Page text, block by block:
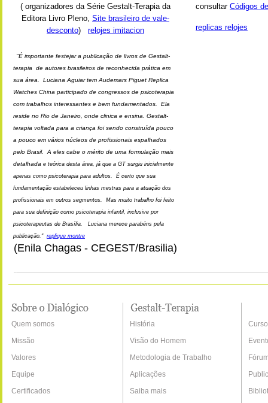
( organizadores da Série Gestalt-Terapia da
Editora Livro Pleno, Site brasileiro de vale-
desconto) relojes imitacion
"É importante festejar a publicação de livros de Gestalt-
terapia de autores brasileiros de reconhecida prática em
sua área. Luciana Aguiar tem Audemars Piguet Replica
Watches China participado de congressos de psicoterapia
com trabalhos interessantes e bem fundamentados. Ela
reside no Rio de Janeiro, onde clinica e ensina. Gestalt-
terapia voltada para a criança foi sendo construída pouco
a pouco em vários núcleos de profissionais espalhados
pelo Brasil. A eles cabe o mérito de uma formulação mais
detalhada e teórica desta área, já que a GT surgiu inicialmente
apenas como psicoterapia para adultos. É certo que sua
fundamentação estabeleceu linhas mestras para a atuação dos
profissionais em outros segmentos. Mas muito trabalho foi feito
para sua definição como psicoterapia infantil, inclusive por
psicoterapeutas de Brasília. Luciana merece parabéns pela
publicação." replique montre
(Enila Chagas - CEGEST/Brasilia)
consultar Códigos
replicas relojes
Quem somos
Missão
Valores
Equipe
Certificados
História
Visão do Homem
Metodologia de Trabalho
Aplicações
Saiba mais